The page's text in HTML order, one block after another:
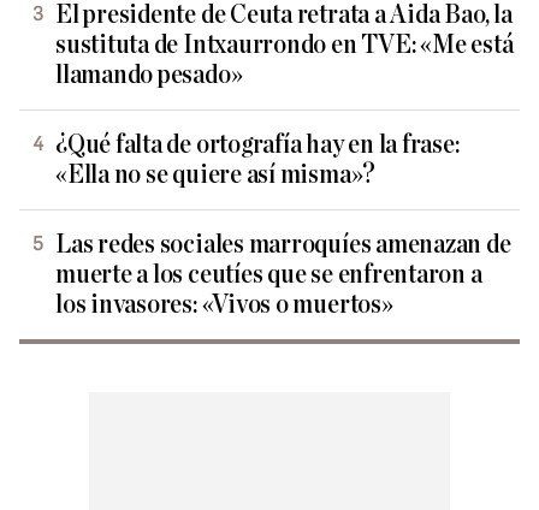
El presidente de Ceuta retrata a Aida Bao, la
sustituta de Intxaurrondo en TVE: «Me está
llamando pesado»
¿Qué falta de ortografía hay en la frase:
«Ella no se quiere así misma»?
Las redes sociales marroquíes amenazan de
muerte a los ceutíes que se enfrentaron a
los invasores: «Vivos o muertos»